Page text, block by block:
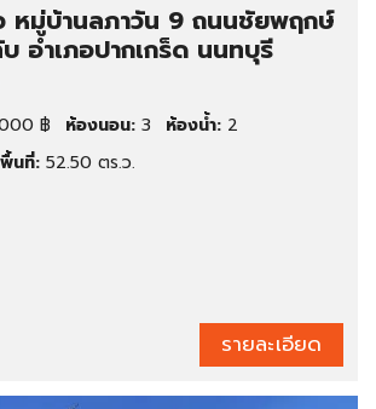
หมู่บ้านลภาวัน 9 ถนนชัยพฤกษ์
อำเภอปากเกร็ด นนทบุรี
฿ ห้องนอน: 3 ห้องน้ำ: 2
พื้นที่: 52.50 ตร.ว.
รายละเอียด